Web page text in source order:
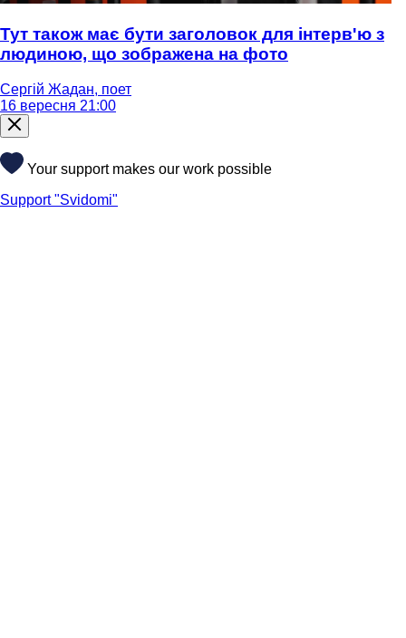
Тут також має бути заголовок для інтерв'ю з
людиною, що зображена на фото
Сергій Жадан, поет
16 вересня 21:00
Your support makes our work possible
Support "Svidomi"